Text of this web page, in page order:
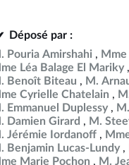
Déposé par :
Pouria Amirshahi
Léa Balage El Mariky
Benoît Biteau
M.
Cyrielle Chatelain
Emmanuel Duplessy
Damien Girard
M.
Jérémie Iordanoff
Benjamin Lucas-Lundy
Marie Pochon
M.